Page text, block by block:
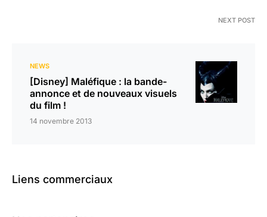
NEXT POST
NEWS
[Disney] Maléfique : la bande-
annonce et de nouveaux visuels
du film !
14 novembre 2013
Liens commerciaux